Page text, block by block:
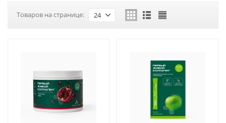
Товаров на странице: 24